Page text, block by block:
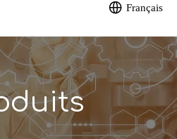
Français